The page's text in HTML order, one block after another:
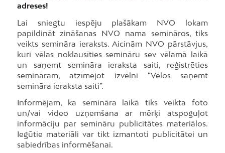
adreses!
Lai sniegtu iespēju plašākam NVO lokam
papildināt zināšanas NVO nama semināros, tiks
veikts semināra ieraksts. Aicinām NVO pārstāvjus,
kuri vēlas noklausīties semināru sev vēlamā laikā
un saņemt semināra ieraksta saiti, reģistrēties
semināram, atzīmējot izvēlni “Vēlos saņemt
semināra ieraksta saiti”.
Informējam, ka semināra laikā tiks veikta foto
un/vai video uzņemšana ar mērķi atspoguļot
informāciju par semināru publicitātes materiālos.
Iegūtie materiāli var tikt izmantoti publicitātei un
sabiedrības informēšanai.